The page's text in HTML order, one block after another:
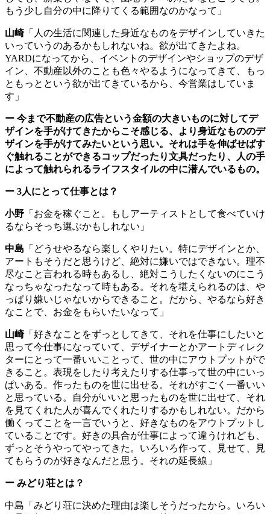
もう少し自分の中に降りてくる範囲なのかなって」
山崎「人の生活に関連した身近なものをデザインしていきた
いっていうのあるかもしれないね。欲が出てきたよね。
YARDになってから、イベントのデザインやショップのデザ
イン、不動産以外のことも色々やるようになってきて、もっ
ともっとという欲が出てきているから、今営業はしていま
す」
ー 今まで不動産の広告という金額の大きいものに対してデ
ザインを手がけてきたからこそ感じる、より身近なもののデ
ザインを手がけてみたいという思い。それは手を伸ばせばす
ぐ触れることができるコップだったり文具だったり、人の手
によって触れられるライフスタイルの中に潜んでいるもの。
ー 3人にとって仕事とは？
小野 「お金を稼ぐこと。もしアーティストとして食べていけ
るならそっち選ぶかもしれない」
中島 「どうせやるなら楽しくやりたい。特にデザインとか、
アートもそうだと思うけど、絶対に嫌いではできない。理不
尽なこと言われる時もあるし、絶対こうしたくないのにこう
なっちゃなったなって時もある。それを堪えられるのは、や
っぱり嫌いじゃないからできること。だから、やるなら好き
なことで、お金をもらいたいなって」
山崎「好きなことをずっとしてきて、それを仕事にしたいと
思って今仕事になっていて、デザイナーとかアートディレク
ターにとって一番いいことって、世の中にアウトプットがで
きること。表現をしたり考えたりする仕事って世の中にいっ
ぱいある。作ったものを世に出せる。それがすごく一番いい
と思っている。自分がいいと思ったものを世に出せて、それ
を見てくれた人が喜んでくれたりするかもしれない。だから
働くってことを一言でいうと、好きなものをアウトプットし
ていることです。好きの具合が仕事によって違うけれども、
ずっとそうやってやってきた。いろいろ作って、見せて、見
てもらうのが好きなんだと思う。それの延長線」
ー みどり荘とは？
中島「みどり荘に決めた理由は楽しそうだったから。いろい